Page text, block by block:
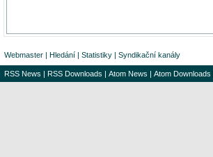
Webmaster | Hledání | Statistiky | Syndikační kanály
RSS News | RSS Downloads | Atom News | Atom Downloads